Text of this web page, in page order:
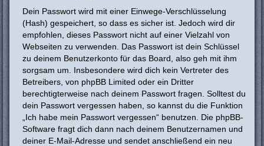
Dein Passwort wird mit einer Einwege-Verschlüsselung
(Hash) gespeichert, so dass es sicher ist. Jedoch wird dir
empfohlen, dieses Passwort nicht auf einer Vielzahl von
Webseiten zu verwenden. Das Passwort ist dein Schlüssel
zu deinem Benutzerkonto für das Board, also geh mit ihm
sorgsam um. Insbesondere wird dich kein Vertreter des
Betreibers, von phpBB Limited oder ein Dritter
berechtigterweise nach deinem Passwort fragen. Solltest du
dein Passwort vergessen haben, so kannst du die Funktion
„Ich habe mein Passwort vergessen“ benutzen. Die phpBB-
Software fragt dich dann nach deinem Benutzernamen und
deiner E-Mail-Adresse und sendet anschließend ein neu